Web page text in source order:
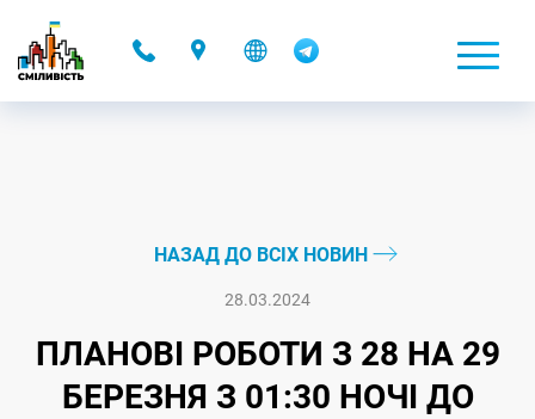
НАЗАД ДО ВСІХ НОВИН
28.03.2024
ПЛАНОВІ РОБОТИ З 28 НА 29
БЕРЕЗНЯ З 01:30 НОЧІ ДО